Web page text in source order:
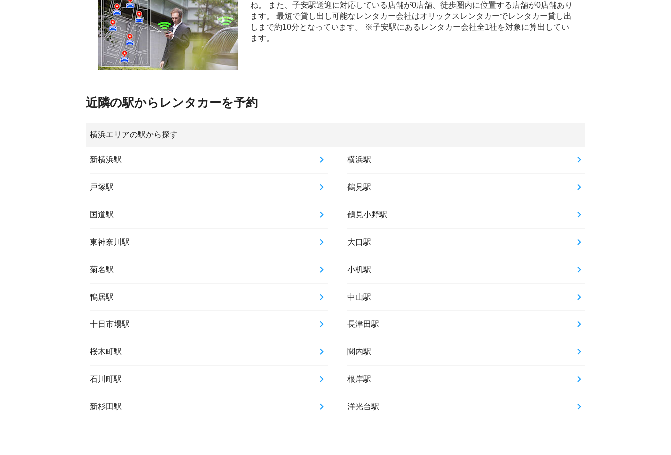
ね。 また、子安駅送迎に対応している店舗が0店舗、徒歩圏内に位置する店舗が0店舗あり
ます。 最短で貸し出し可能なレンタカー会社はオリックスレンタカーでレンタカー貸し出
しまで約10分となっています。 ※子安駅にあるレンタカー会社全1社を対象に算出してい
ます。
近隣の駅からレンタカーを予約
横浜エリアの駅から探す
新横浜駅 横浜駅
戸塚駅 鶴見駅
国道駅 鶴見小野駅
東神奈川駅 大口駅
菊名駅 小机駅
鴨居駅 中山駅
十日市場駅 長津田駅
桜木町駅 関内駅
石川町駅 根岸駅
新杉田駅 洋光台駅